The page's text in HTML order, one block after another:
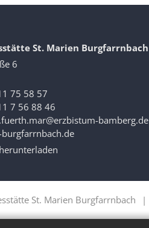
St. Marien Burgfarrnbach
6
75 58 57
7 56 88 46
bamberg.de
St. Marien Burgfarrnbach